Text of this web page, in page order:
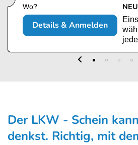
Wo?
Details & Anmelden
Der LKW - Schein
denk­st. Richtig, mit